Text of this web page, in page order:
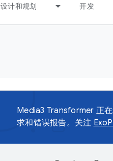
设计和规划 开发
Media3 Transformer 正
求和错误报告。关注